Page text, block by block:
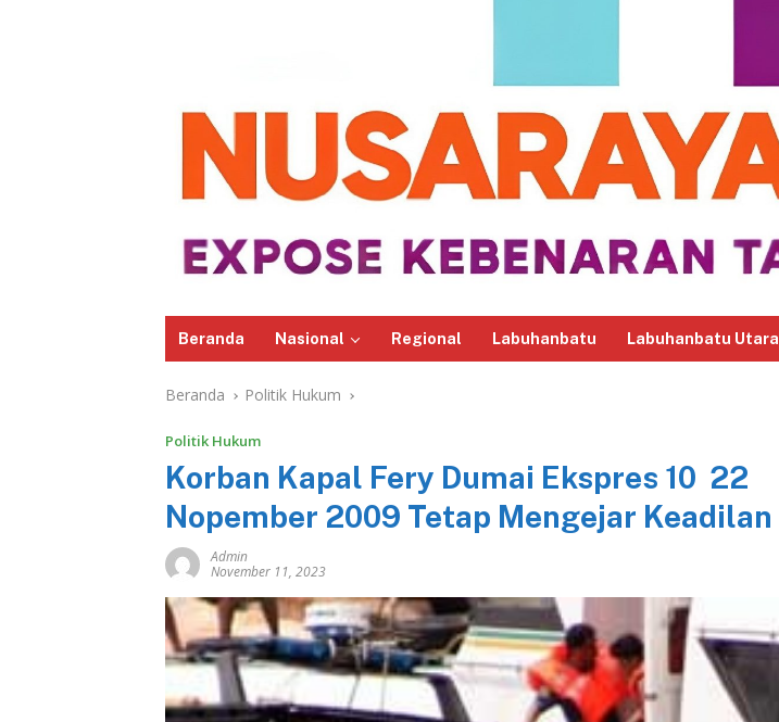
Beranda Nasional Regional Labuhanbatu Labuhanbatu Utara
Beranda Politik Hukum
Politik Hukum
Korban Kapal Fery Dumai Ekspres 10 22
Nopember 2009 Tetap Mengejar Keadilan
Admin
November 11, 2023